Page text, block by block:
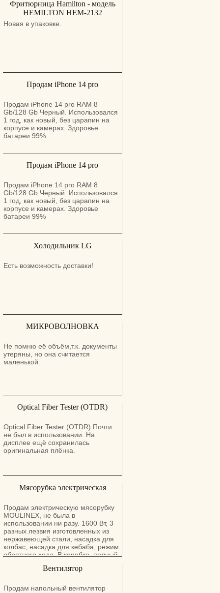
Фритюрница Hamilton - модель
HEMILTON HEM-2132
Новая в упаковке.
Продам iPhone 14 pro
Продам iPhone 14 pro RAM 8
Gb/128 Gb Черный. Использовался
1 год, как новый, без царапин на
корпусе и камерах. Здоровье
батареи 99%
Продам iPhone 14 pro
Продам iPhone 14 pro RAM 8
Gb/128 Gb Черный. Использовался
1 год, как новый, без царапин на
корпусе и камерах. Здоровье
батареи 99%
Холодильник LG
Есть возможность доставки!
МИКРОВОЛНОВКА
Не помню её объём,т.к. документы
утеряны, но она считается
маленькой.
Optical Fiber Tester (OTDR)
Optical Fiber Tester (OTDR) Почти
не был в использовании. На
дисплее ещё сохранилась
оригинальная плёнка.
Мясорубка электрическая
Продам электрическую мясорубку
MOULINEX, не была в
использовании ни разу. 1600 Вт, 3
разных лезвия изготовленных из
нержавеющей стали, насадка для
колбас, насадка для кебаба, режим
обратного хода. В коробке, полный
(Возможна доставка за небольшую
и севера).
Вентилятор
Продам напольный вентилятор